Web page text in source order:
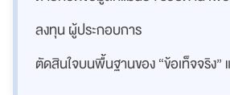
ลงทุน ผู้ประกอบการ
ตัดสินใจบนพื้นฐานของ “ข้อเท็จจริง”